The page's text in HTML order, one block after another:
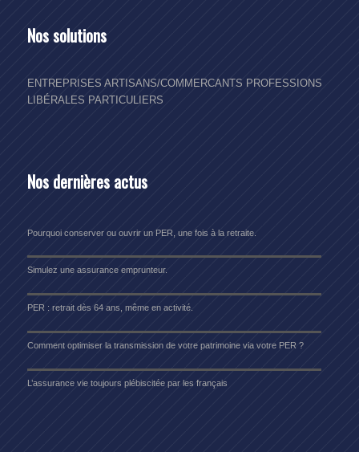
Nos solutions
ENTREPRISES ARTISANS/COMMERCANTS PROFESSIONS
LIBÉRALES PARTICULIERS
Nos dernières actus
Pourquoi conserver ou ouvrir un PER, une fois à la retraite.
Simulez une assurance emprunteur.
PER : retrait dès 64 ans, même en activité.
Comment optimiser la transmission de votre patrimoine via votre PER ?
L’assurance vie toujours plébiscitée par les français